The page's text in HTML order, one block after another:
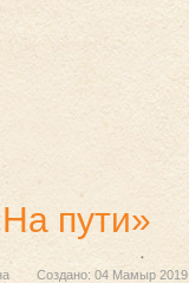
пути»
Создано: 04 Мамыр 2019